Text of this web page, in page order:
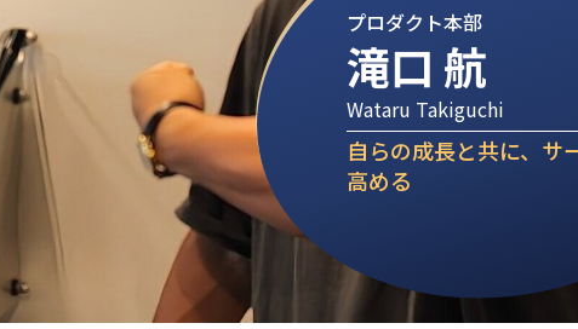
プロダクト本部
滝口 航
Wataru Takiguchi
自らの成長と共に、サ
高める